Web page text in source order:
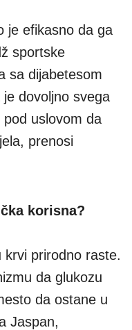
je efikasno da ga
sportske
sa dijabetesom
dovoljno svega
uslovom da
prenosi
korisna?
krvi prirodno raste.
da glukozu
da ostane u
Jaspan,